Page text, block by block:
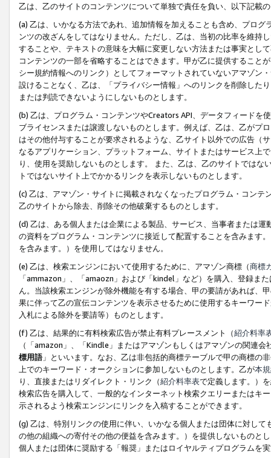
乙は、乙のサイトのコンテンツについて単独で責任を負い、以下記載
(a) 乙は、いかなる方法であれ、追加情報を加えることも含め、プロ
ンツの改ざんをしてはなりません。ただし、乙は、当初の比率を維持
することや、テキストの意味を大幅に変更しない方法または事実とし
コンテンツの一部を省略することはできます。甲が乙に提供すること
シー規約情報へのリンク）としてフォーマットされていないアマゾン
設けることなく、乙は、「プライバシー情報」へのリンクを削除した
または判読できないようにしないものとします。
(b) 乙は、プログラム・コンテンツやCreators API、データフィード
ブライセンスまたは譲渡しないものとします。例えば、乙は、乙がプ
はその他付与することが要求されるような、乙サイト以外での広告（
なるアプリケーション、プラットフォーム、サイトまたはサービス上
り、使用を奨励しないものとします。 また、乙は、乙のサイトでは
トではないサイト上でかかるリンクを表示しないものとします。
(c) 乙は、アマゾン・サイトに掲載されなくなったプログラム・コン
乙のサイトから除去、削除その他破棄するものとします。
(d) 乙は、ある個人または企業による製品、サービス、当事者または
の資料をプログラム・コンテンツに接近して配置することを含みます
を含みます。）を使用してはなりません。
(e) 乙は、検索エンジンにおいて使用するために、アマゾン商標（商標
「ammazon」、「amaozn」および「kindel」など）を購入、登録ま
ん。当該検索エンジンが除外機能を有する場合、甲の要請があれば、
果に伴って乙の宣伝コンテンツを表示させるために使用するキーワー
入札による除外を要請等）ものとします。
(f) 乙は、結果的に有料検索広告が禁止有料プレースメント（紹介料率
（「amazon」、「Kindle」またはアマゾンもしくはアマゾンの関連
標用語」といいます。なお、乙は非包括的商標テーブルで甲の商標の
上でのキーワード・オークションに参加しないものとします。乙が本
り、直接またはリダイレクト・リンク（紹介料率表で定義します。）
検索広告を購入して、一般的なインターネット検索クエリーまたはキ
示されるよう検索エンジンにリンクを入稿することができます。
(g) 乙は、特別リンクの使用に伴い、いかなる個人または団体に対し
の他の組織への寄付その他の便益を含みます。）を提供しないものと
個人または団体に奨励する「報奨」またはロイヤルティプログラムを